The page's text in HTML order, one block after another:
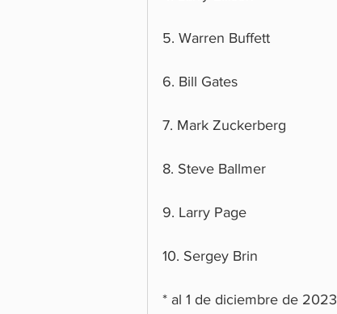
5. Warren Buffett
6. Bill Gates
7. Mark Zuckerberg
8. Steve Ballmer
9. Larry Page
10. Sergey Brin
* al 1 de diciembre de 2023